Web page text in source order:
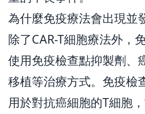
為什麼免疫療法會出現並
除了CAR-T細胞療法外，
使用免疫檢查點抑製劑、
移植等治療方式。免疫檢
用於對抗癌細胞的T細胞